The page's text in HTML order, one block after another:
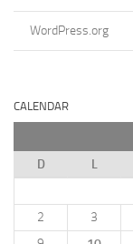
WordPress.org
CALENDAR
D
L
2
3